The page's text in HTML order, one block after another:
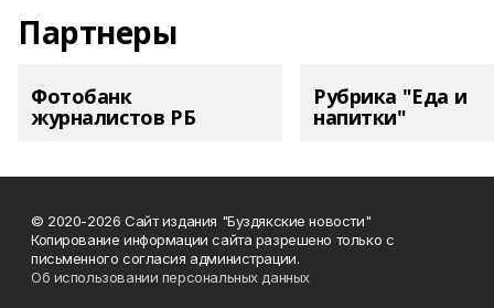
Партнеры
Фотобанк
журналистов РБ
Рубрика "Еда и
напитки"
© 2020-2026 Сайт издания "Буздякские новости"
Копирование информации сайта разрешено только с
письменного согласия администрации.
Об использовании персональных данных